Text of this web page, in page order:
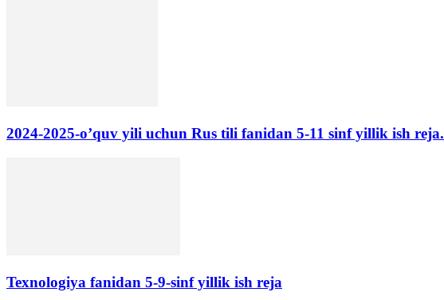
2024-2025-o’quv yili uchun Rus tili fanidan 5-11 sinf yillik ish reja.
Texnologiya fanidan 5-9-sinf yillik ish reja